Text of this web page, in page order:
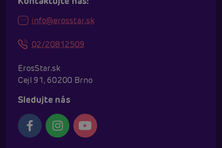
info@erosstar.sk
02/20812509
ErosStar.sk
Cejl 91, 60200 Brno
Sledujte nás